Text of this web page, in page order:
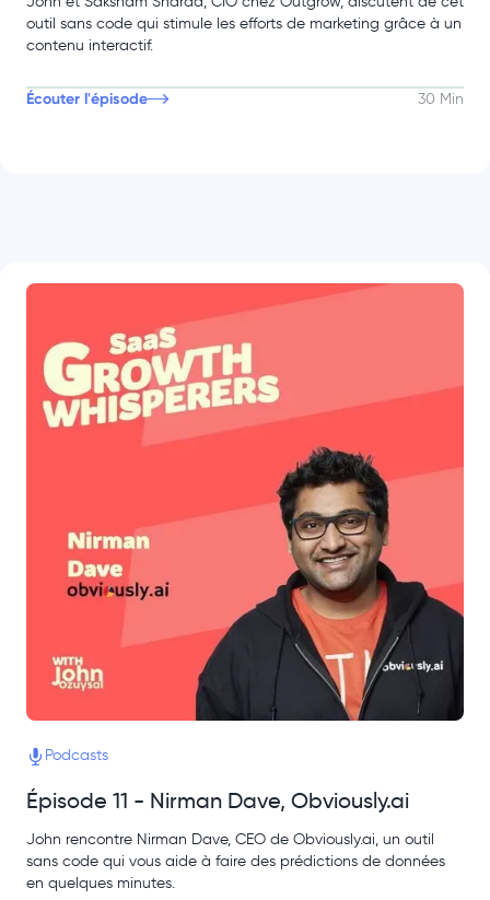
outil sans code qui stimule les efforts de marketing grâce à un
contenu interactif.
Écouter l'épisode 30 Min
Podcasts
Épisode 11 - Nirman Dave, Obviously.ai
John rencontre Nirman Dave, CEO de Obviously.ai, un outil
sans code qui vous aide à faire des prédictions de données
en quelques minutes.